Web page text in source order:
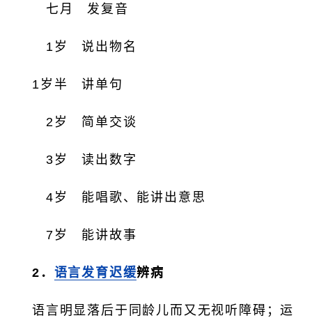
七月 发复音
1岁 说出物名
1岁半 讲单句
2岁 简单交谈
3岁 读出数字
4岁 能唱歌、能讲出意思
7岁 能讲故事
2． 语言发育迟缓辨病
语言明显落后于同龄儿而又无视听障碍；运